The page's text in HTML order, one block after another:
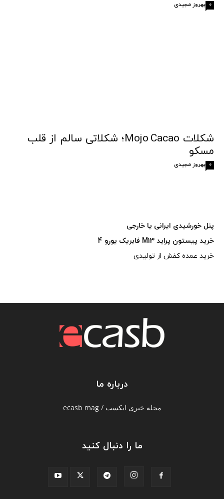
بهروز مجیدی 0
شکلات Mojo Cacao؛ شکلاتی سالم از قلب
مسکو
بهروز مجیدی 0
پنل خورشیدی ایرانی یا خارجی
خرید پیستون پراید M13 فابریک یورو 4
خرید عمده کفش از تولیدی
درباره ما
مجله خبری ایکسب / ecasb mag
ما را دنبال کنید